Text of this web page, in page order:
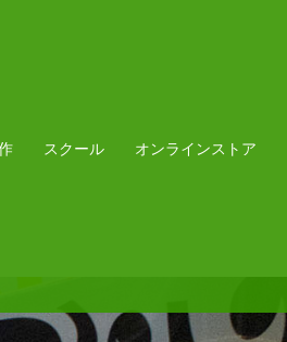
スクール オンラインストア